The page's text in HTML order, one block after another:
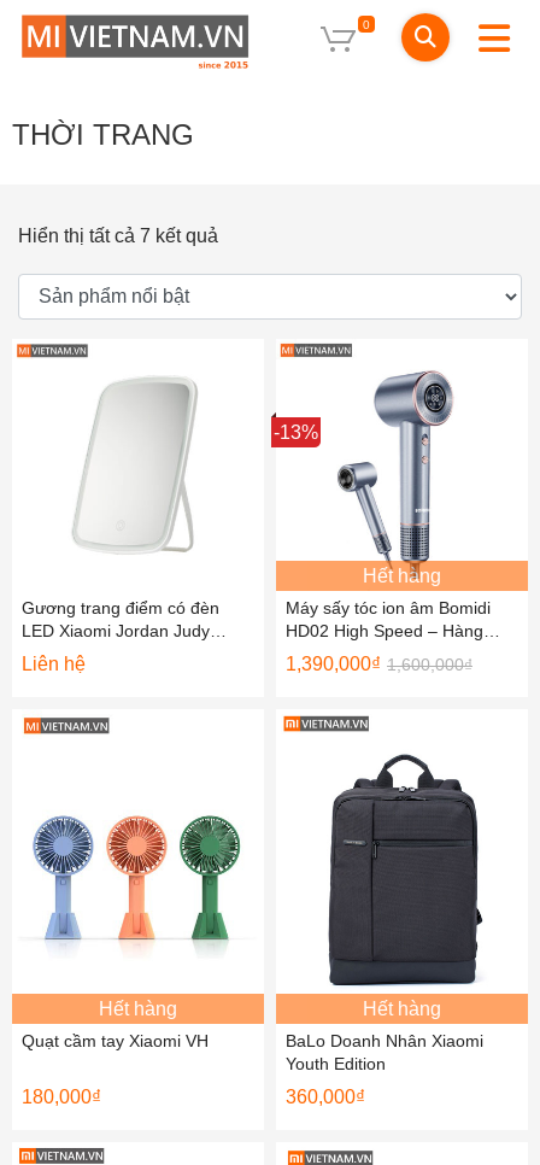
0
THỜI TRANG
Hiển thị tất cả 7 kết quả
Gương trang điểm có đèn
LED Xiaomi Jordan Judy
NV026
Liên hệ
Sale
-13%
Hết hàng
Máy sấy tóc ion âm Bomidi
HD02 High Speed – Hàng
Chính Hãng
1,390,000₫ 1,600,000₫
Hết hàng
Quạt cầm tay Xiaomi VH
180,000₫
Hết hàng
BaLo Doanh Nhân Xiaomi
Youth Edition
360,000₫